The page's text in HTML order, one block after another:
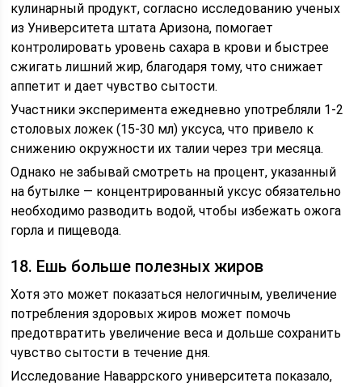
кулинарный продукт, согласно исследованию ученых
из Университета штата Аризона, помогает
контролировать уровень сахара в крови и быстрее
сжигать лишний жир, благодаря тому, что снижает
аппетит и дает чувство сытости.
Участники эксперимента ежедневно употребляли 1-2
столовых ложек (15-30 мл) уксуса, что привело к
снижению окружности их талии через три месяца.
Однако не забывай смотреть на процент, указанный
на бутылке — концентрированный уксус обязательно
необходимо разводить водой, чтобы избежать ожога
горла и пищевода.
18. Ешь больше полезных жиров
Хотя это может показаться нелогичным, увеличение
потребления здоровых жиров может помочь
предотвратить увеличение веса и дольше сохранить
чувство сытости в течение дня.
Исследование Наваррского университета показало,